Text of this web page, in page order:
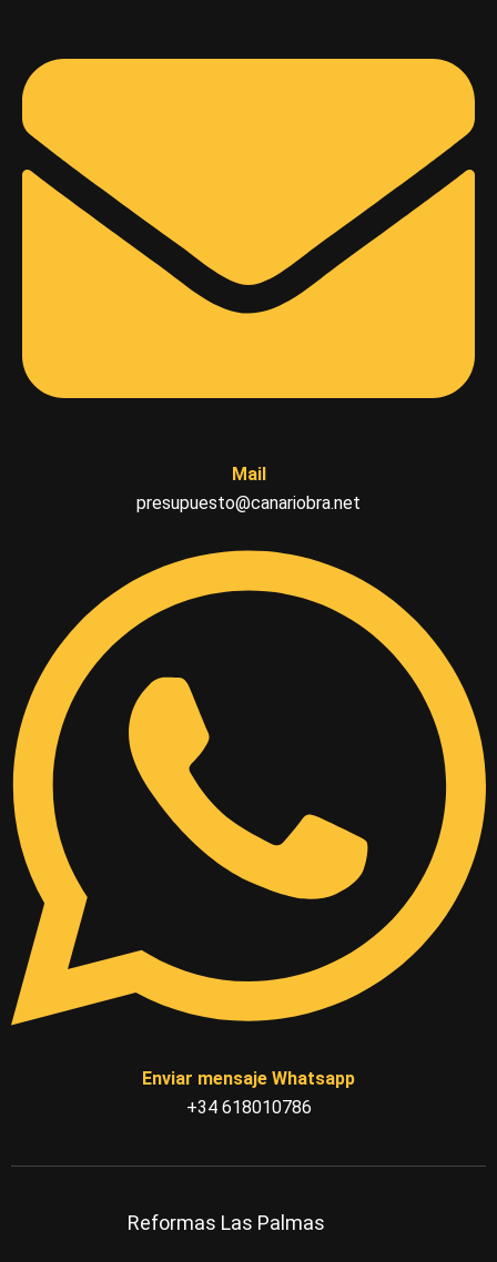
Mail
presupuesto@canariobra.net
Enviar mensaje Whatsapp
+34 618010786
Reformas Las Palmas